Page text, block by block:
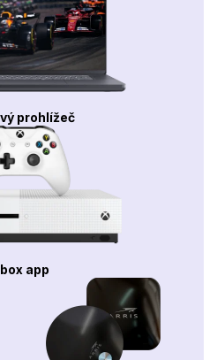
prohlížeč
app